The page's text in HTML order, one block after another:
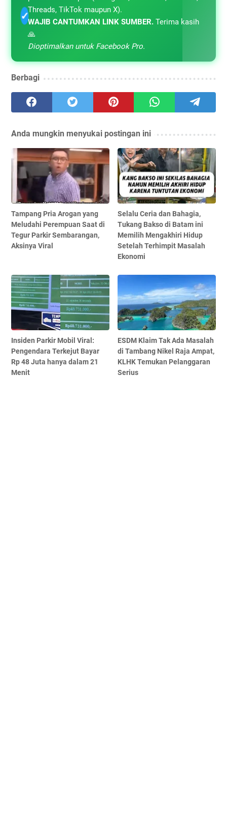
✓
Threads, TikTok maupun X).
WAJIB CANTUMKAN LINK SUMBER. Terima kasih
🙏
Dioptimalkan untuk Facebook Pro.
Berbagi
Anda mungkin menyukai postingan ini
Tampang Pria Arogan yang
Meludahi Perempuan Saat di
Tegur Parkir Sembarangan,
Aksinya Viral
Selalu Ceria dan Bahagia,
Tukang Bakso di Batam ini
Memilih Mengakhiri Hidup
Setelah Terhimpit Masalah
Ekonomi
Insiden Parkir Mobil Viral:
Pengendara Terkejut Bayar
Rp 48 Juta hanya dalam 21
Menit
ESDM Klaim Tak Ada Masalah
di Tambang Nikel Raja Ampat,
KLHK Temukan Pelanggaran
Serius